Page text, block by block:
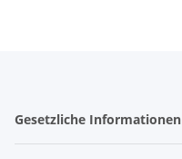
Gesetzliche Informationen